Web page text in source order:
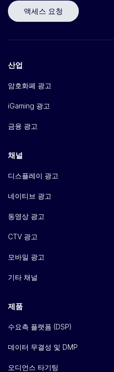
액세스 요청
산업
암호화폐 광고
iGaming 광고
금융 광고
채널
디스플레이 광고
네이티브 광고
동영상 광고
CTV 광고
모바일 광고
기타 채널
제품
수요측 플랫폼 (DSP)
데이터 무결성 및 DMP
오디언스 타기팅